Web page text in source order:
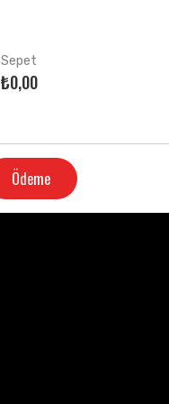
Sepet
₺0,00
Ödeme